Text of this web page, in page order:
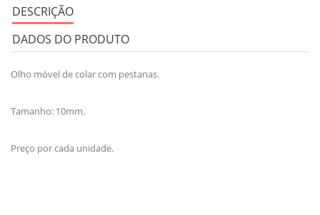
DESCRIÇÃO
DADOS DO PRODUTO
Olho móvel de colar com pestanas.
Tamanho: 10mm.
Preço por cada unidade.